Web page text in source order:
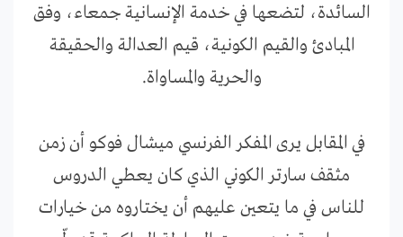
السائدة، لتضعها في خدمة الإنسانية جمعاء، وفق
المبادئ والقيم الكونية، قيم العدالة والحقيقة
والحرية والمساواة.
في المقابل يرى المفكر الفرنسي ميشال فوكو أن زمن
مثقف سارتر الكوني الذي كان يعطي الدروس
للناس في ما يتعين عليهم أن يختاروه من خيارات